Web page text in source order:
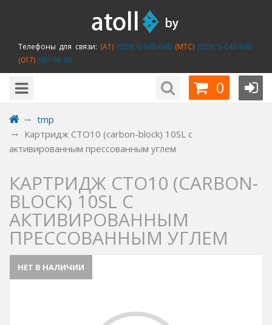
Телефоны для связи: (A1)(029) 6-648-648 (MTC)(029) 5-648-648
(017)397-98-66
0
tmp
Картридж CTO10 (carbon-block) 10SL с
активированным прессованным углем
КАРТРИДЖ CTO10 (CARBON-
BLOCK) 10SL С
АКТИВИРОВАННЫМ
ПРЕССОВАННЫМ УГЛЕМ
НЕТ В НАЛИЧИИ